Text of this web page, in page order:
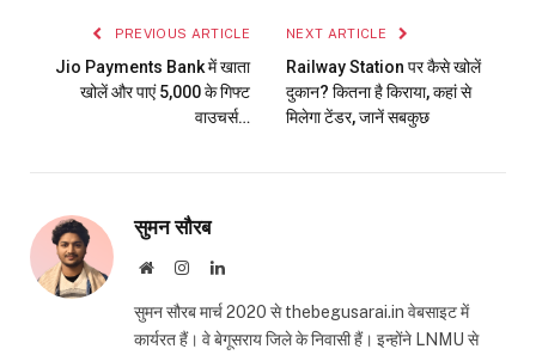
PREVIOUS ARTICLE
Jio Payments Bank में खाता
खोलें और पाएं ₹5,000 के गिफ्ट
वाउचर्स…
NEXT ARTICLE
Railway Station पर कैसे खोलें
दुकान? कितना है किराया, कहां से
मिलेगा टेंडर, जानें सबकुछ
सुमन सौरब
WebsiteInstagramLinkedIn
सुमन सौरब मार्च 2020 से thebegusarai.in वेबसाइट में
कार्यरत हैं। वे बेगूसराय जिले के निवासी हैं। इन्होंने LNMU से